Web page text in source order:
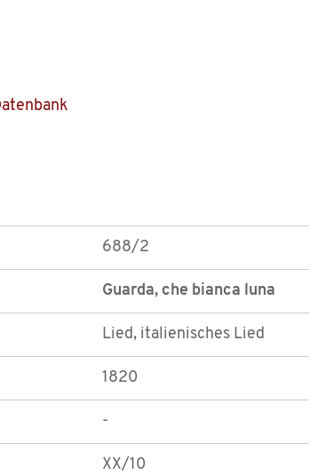
688/2
Guarda, che bianca luna
Lied, italienisches Lied
1820
-
XX/10